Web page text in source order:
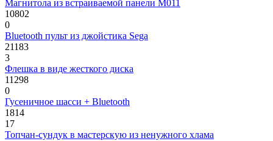
Магнитола из встраиваемой панели M011
10802
0
Bluetooth пульт из джойстика Sega
21183
3
Флешка в виде жесткого диска
11298
0
Гусеничное шасси + Bluetooth
1814
17
Топчан-сундук в мастерскую из ненужного хлама